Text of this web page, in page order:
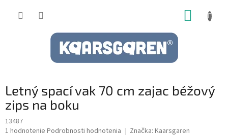
Letný spací vak 70 cm zajac béžový
zips na boku
13487
Priemerné
1 hodnotenie Podrobnosti hodnotenia Značka: Kaarsgaren